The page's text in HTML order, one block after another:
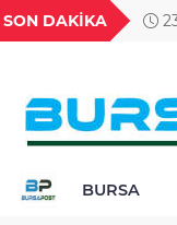
SON DAKİKA18,1988
BURSA